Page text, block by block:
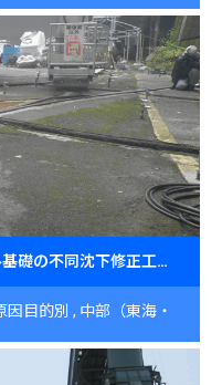
・格納庫・データセンタ
、エプロン） レール基
発電所ガントリークレーンレール基礎の不同沈下修正工事（長野県）～JOG工法による安全性回復～
因目的別 中部（東海・
（不等沈下） 沈下修正